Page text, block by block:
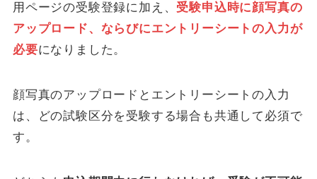
用ページの受験登録に加え、 受験申込時に顔写真の
アップロード、ならびにエントリーシートの入力が
必要になりました。
顔写真のアップロードとエントリーシートの入力
は、どの試験区分を受験する場合も共通して必須で
す。